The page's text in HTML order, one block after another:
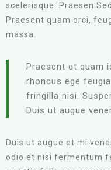
scelerisque. Praesen
Praesent quam orci,
massa.
Praesent et quam
rhoncus ege
fringilla nisi.
Duis ut augue
Duis ut augue et mi
odio et nisi fermentum